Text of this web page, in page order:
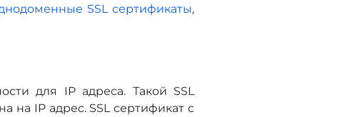
SSL сертификаты,
для IP адреса. Такой SSL
на IP адрес. SSL сертификат с